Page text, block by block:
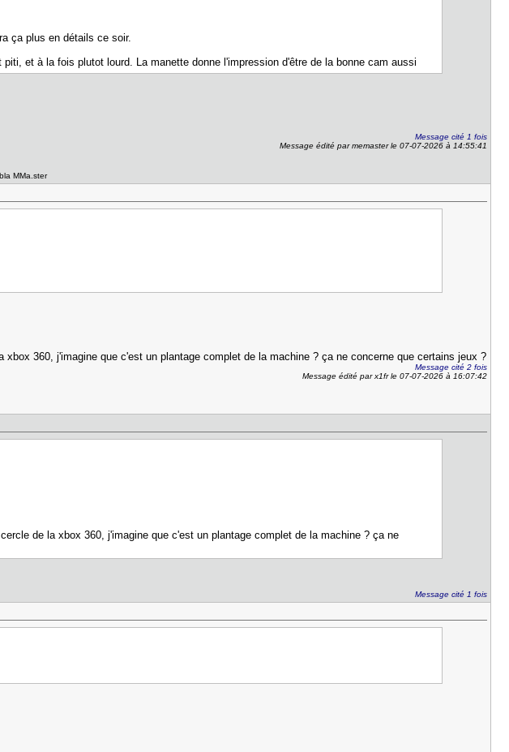
ça plus en détails ce soir.
et à la fois plutot lourd. La manette donne l'impression d'être de la bonne cam aussi
Message cité 1 fois
Message édité par memaster le 07-07-2026 à 14:55:41
MMa.ster
360, j'imagine que c'est un plantage complet de la machine ? ça ne concerne que certains jeux ?
Message cité 2 fois
Message édité par x1fr le 07-07-2026 à 16:07:42
de la xbox 360, j'imagine que c'est un plantage complet de la machine ? ça ne
Message cité 1 fois